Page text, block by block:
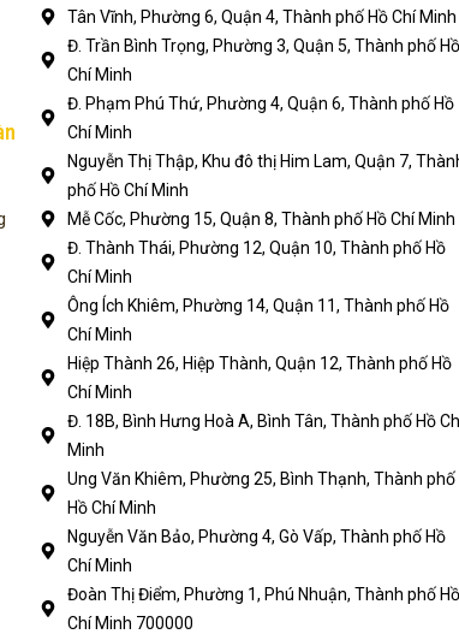
Tân Vĩnh, Phường 6, Quận 4, Thành phố Hồ Chí Minh
Đ. Trần Bình Trọng, Phường 3, Quận 5, Thành phố Hồ
Chí Minh
Đ. Phạm Phú Thứ, Phường 4, Quận 6, Thành phố Hồ
Chí Minh
Nguyễn Thị Thập, Khu đô thị Him Lam, Quận 7,
phố Hồ Chí Minh
Mễ Cốc, Phường 15, Quận 8, Thành phố Hồ Chí Minh
Đ. Thành Thái, Phường 12, Quận 10, Thành phố Hồ
Chí Minh
Ông Ích Khiêm, Phường 14, Quận 11, Thành phố Hồ
Chí Minh
Hiệp Thành 26, Hiệp Thành, Quận 12, Thành phố Hồ
Chí Minh
Đ. 18B, Bình Hưng Hoà A, Bình Tân, Thành phố Hồ
Minh
Ung Văn Khiêm, Phường 25, Bình Thạnh, Thành phố
Hồ Chí Minh
Nguyễn Văn Bảo, Phường 4, Gò Vấp, Thành phố Hồ
Chí Minh
Đoàn Thị Điểm, Phường 1, Phú Nhuận, Thành phố Hồ
Chí Minh 700000